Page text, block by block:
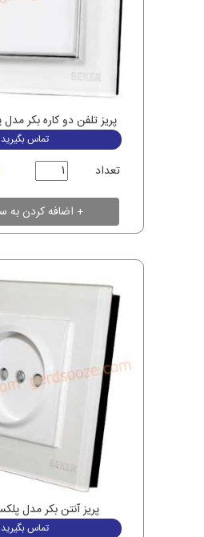
پریز تلفن دو کاره بکر
تماس بگیرید
تعداد
پریز آنتن بکر مدل
تماس بگیرید